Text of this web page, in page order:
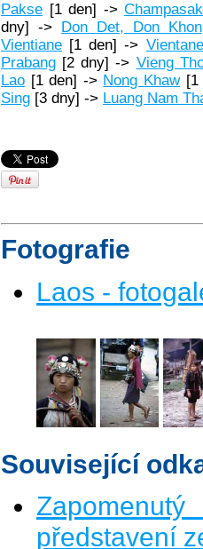
Pakse [1 den] -> Champasak
dny] ->
Don Det, Don Khon
Vientiane [1 den] -> Vientane
Prabang [2 dny] -> Vieng
Lao [1 den] -> Nong Khaw[1
Sing [3 dny] -> Luang Nam
Fotografie
Laos -
Související
představení